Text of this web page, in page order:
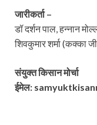
जारीकर्ता –
डॉ दर्शन पाल, हन्नान
शिवकुमार शर्मा (कक्का
संयुक्त किसान मोर्चा
ईमेल: